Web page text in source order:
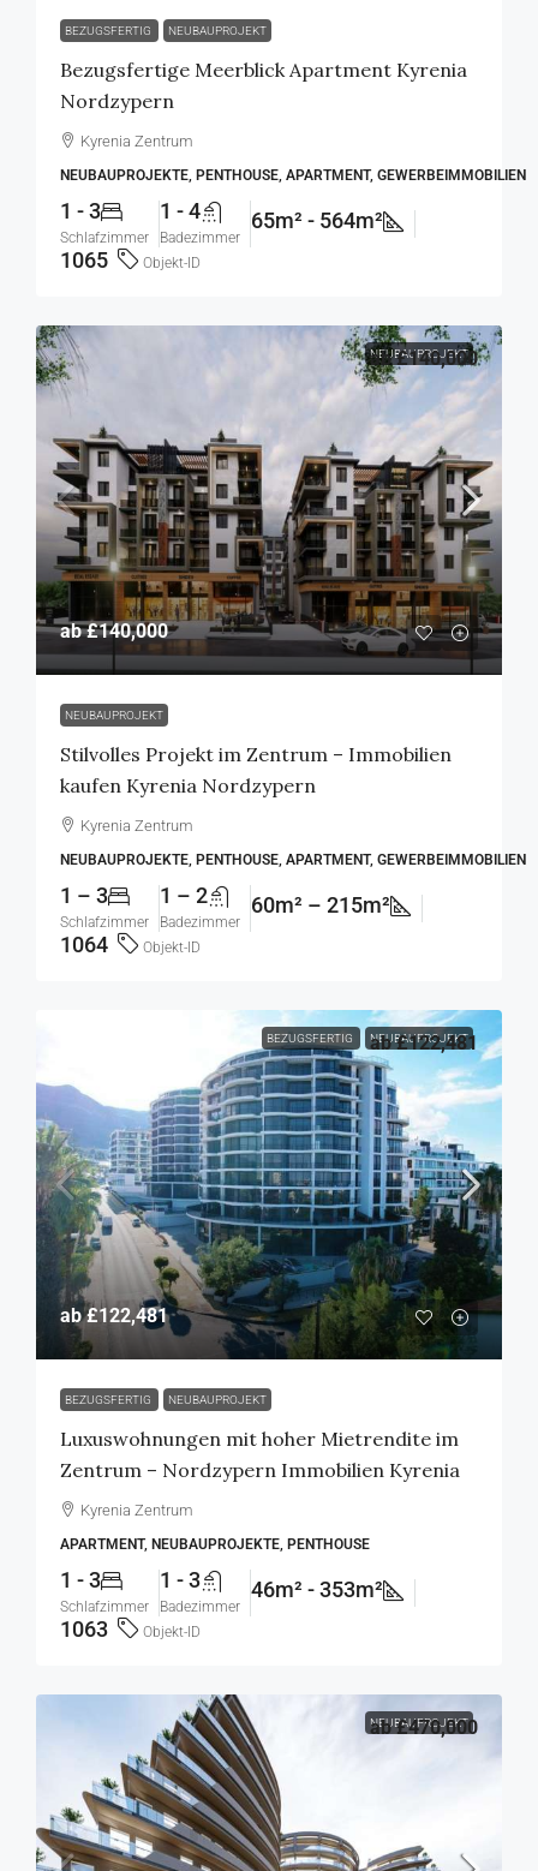
BEZUGSFERTIG NEUBAUPROJEKT
Bezugsfertige Meerblick Apartment Kyrenia
Nordzypern
Kyrenia Zentrum
NEUBAUPROJEKTE, PENTHOUSE, APARTMENT, GEWERBEIMMOBILIEN
1 - 3
Schlafzimmer
1 - 4
Badezimmer
65m² - 564m²
1065
Objekt-ID
NEUBAUPROJEKT
ab£140,000
NEUBAUPROJEKT
Stilvolles Projekt im Zentrum – Immobilien
kaufen Kyrenia Nordzypern
ab£140,000
Kyrenia Zentrum
NEUBAUPROJEKTE, PENTHOUSE, APARTMENT, GEWERBEIMMOBILIEN
1 – 3
Schlafzimmer
1 – 2
Badezimmer
60m² – 215m²
1064
Objekt-ID
BEZUGSFERTIG NEUBAUPROJEKT
ab£122,481
BEZUGSFERTIG NEUBAUPROJEKT
Luxuswohnungen mit hoher Mietrendite im
Zentrum – Nordzypern Immobilien Kyrenia
ab£122,481
Kyrenia Zentrum
APARTMENT, NEUBAUPROJEKTE, PENTHOUSE
1 - 3
Schlafzimmer
1 - 3
Badezimmer
46m² - 353m²
1063
Objekt-ID
NEUBAUPROJEKT
ab£470,000